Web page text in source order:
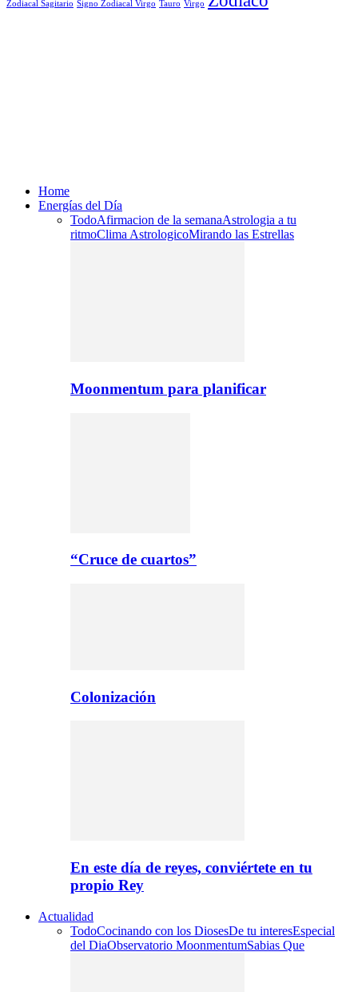
Zodiacal Sagitario Signo Zodiacal Virgo Tauro Virgo
Home
Energías del Día
TodoAfirmacion de la semanaAstrologia a tu
ritmoClima AstrologicoMirando las Estrellas
Moonmentum para planificar
“Cruce de cuartos”
Colonización
En este día de reyes, conviértete en tu
propio Rey
Actualidad
TodoCocinando con los DiosesDe tu interesEspecial
del DiaObservatorio MoonmentumSabias Que